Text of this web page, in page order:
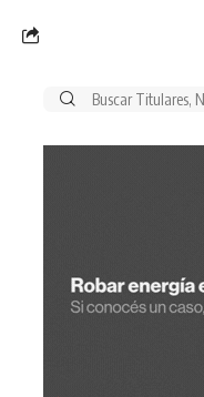
Buscar